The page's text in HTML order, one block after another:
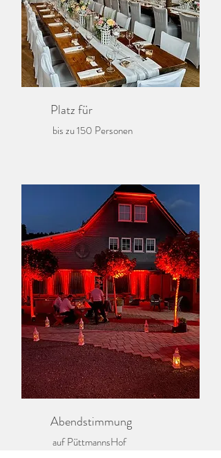
Platz für
bis zu 150 Personen
Abendstimmung
auf PüttmannsHof